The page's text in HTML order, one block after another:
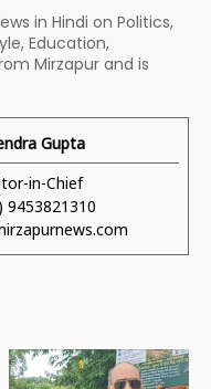
in Hindi on Politics,
Education,
Mirzapur and is
Gupta
in-Chief
9453821310